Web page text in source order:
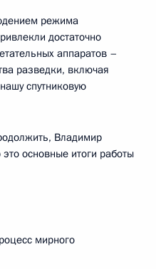
режима
достаточно
аппаратов –
разведки, включая
спутниковую
Владимир
основные итоги работы
мирного